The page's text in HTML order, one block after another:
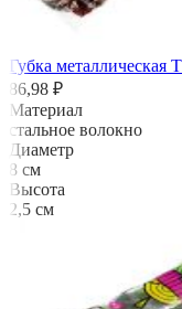
Губка металлическая
86,98 ₽
Материал
стальное волокно
Диаметр
8 см
Высота
2,5 см